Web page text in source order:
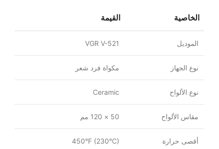
الخاصية القيمة
الموديل VGR V-521
نوع الجهاز مكواة فرد شعر
نوع الألواح Ceramic
مقاس الألواح 50 × 120 مم
أقصى حرارة 450°F (230°C)